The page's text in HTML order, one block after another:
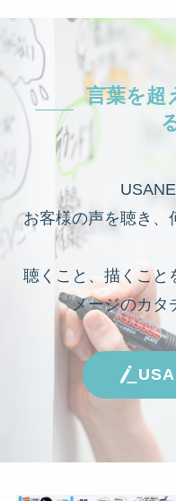
言葉を超
お客様の声を聴き、
聴くこと、描くこと
メージのカタ